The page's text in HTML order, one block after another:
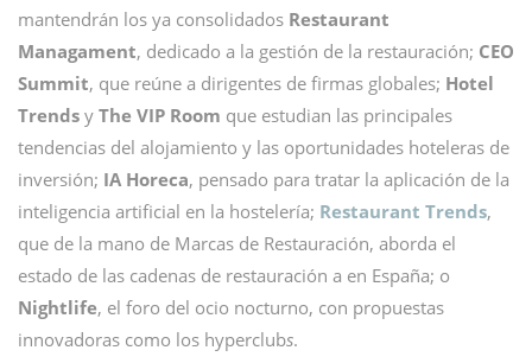
mantendrán los ya consolidados Restaurant
Managament, dedicado a la gestión de la restauración; CEO
Summit, que reúne a dirigentes de firmas globales; Hotel
Trends y The VIP Room que estudian las principales
tendencias del alojamiento y las oportunidades hoteleras de
inversión; IA Horeca, pensado para tratar la aplicación de la
inteligencia artificial en la hostelería; Restaurant Trends,
que de la mano de Marcas de Restauración, aborda el
estado de las cadenas de restauración a en España; o
Nightlife, el foro del ocio nocturno, con propuestas
innovadoras como los hyperclubs.